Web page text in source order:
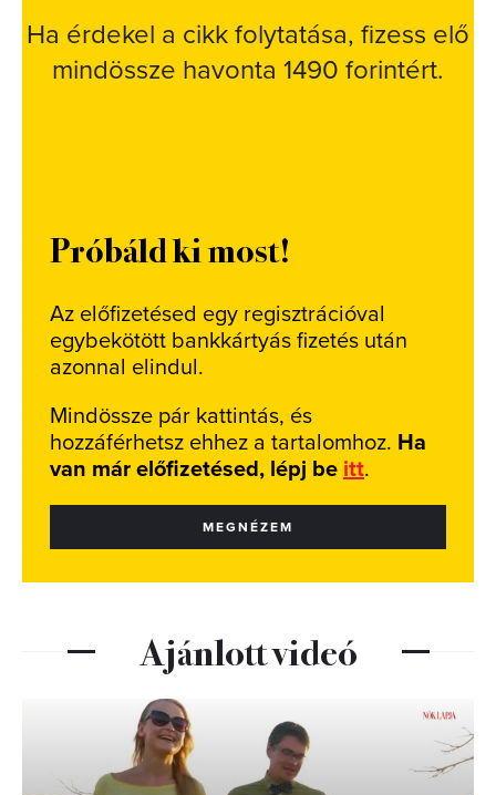
Ha érdekel a cikk folytatása, fizess elő
mindössze havonta 1490 forintért.
Próbáld ki most!
Az előfizetésed egy regisztrációval
egybekötött bankkártyás fizetés után
azonnal elindul.
Mindössze pár kattintás, és
hozzáférhetsz ehhez a tartalomhoz. Ha
van már előfizetésed, lépj be itt.
MEGNÉZEM
Ajánlott videó